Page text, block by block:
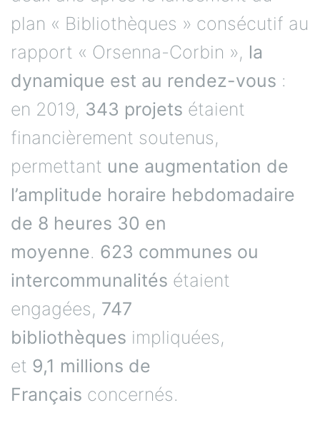
plan « Bibliothèques » consécutif au
rapport « Orsenna-Corbin », la
dynamique est au rendez-vous :
en 2019, 343 projets étaient
financièrement soutenus,
permettant une augmentation de
l’amplitude horaire hebdomadaire
de 8 heures 30 en
moyenne. 623 communes ou
intercommunalités étaient
engagées, 747
bibliothèques impliquées,
et 9,1 millions de
Français concernés.